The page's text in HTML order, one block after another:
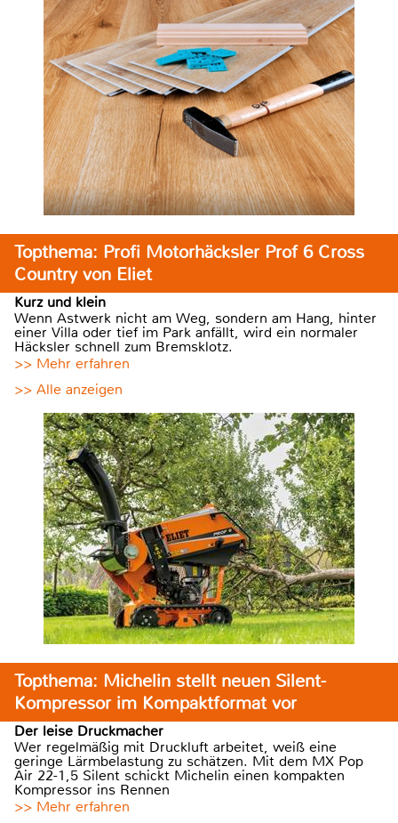
Topthema: Profi Motorhäcksler Prof 6 Cross
Country von Eliet
Kurz und klein
Wenn Astwerk nicht am Weg, sondern am Hang, hinter
einer Villa oder tief im Park anfällt, wird ein normaler
Häcksler schnell zum Bremsklotz.
>> Mehr erfahren
>> Alle anzeigen
Topthema: Michelin stellt neuen Silent-
Kompressor im Kompaktformat vor
Der leise Druckmacher
Wer regelmäßig mit Druckluft arbeitet, weiß eine
geringe Lärmbelastung zu schätzen. Mit dem MX Pop
Air 22-1,5 Silent schickt Michelin einen kompakten
Kompressor ins Rennen
>> Mehr erfahren